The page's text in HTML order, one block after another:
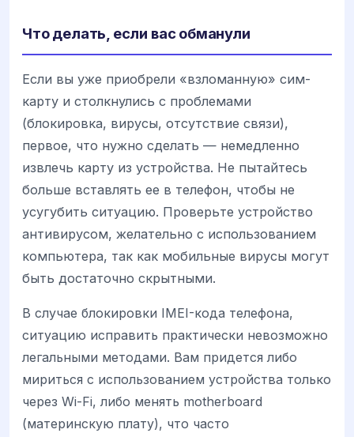
Что делать, если вас обманули
Если вы уже приобрели «взломанную» сим-
карту и столкнулись с проблемами
(блокировка, вирусы, отсутствие связи),
первое, что нужно сделать — немедленно
извлечь карту из устройства. Не пытайтесь
больше вставлять ее в телефон, чтобы не
усугубить ситуацию. Проверьте устройство
антивирусом, желательно с использованием
компьютера, так как мобильные вирусы могут
быть достаточно скрытными.
В случае блокировки IMEI-кода телефона,
ситуацию исправить практически невозможно
легальными методами. Вам придется либо
мириться с использованием устройства только
через Wi-Fi, либо менять motherboard
(материнскую плату), что часто